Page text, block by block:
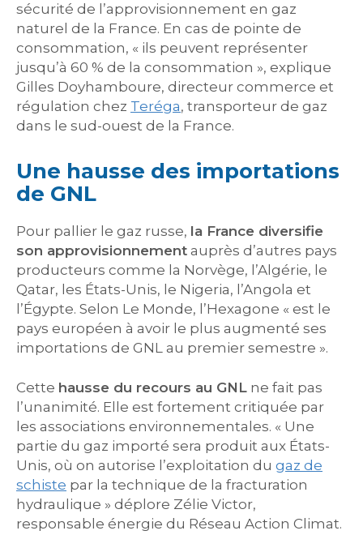
sécurité de l’approvisionnement en gaz
naturel de la France. En cas de pointe de
consommation, « ils peuvent représenter
jusqu’à 60 % de la consommation », explique
Gilles Doyhamboure, directeur commerce et
régulation chez Teréga, transporteur de gaz
dans le sud-ouest de la France.
Une hausse des importations
de GNL
Pour pallier le gaz russe, la France diversifie
son approvisionnement auprès d’autres pays
producteurs comme la Norvège, l’Algérie, le
Qatar, les États-Unis, le Nigeria, l’Angola et
l’Égypte. Selon Le Monde, l’Hexagone « est le
pays européen à avoir le plus augmenté ses
importations de GNL au premier semestre ».
Cette hausse du recours au GNL ne fait pas
l’unanimité. Elle est fortement critiquée par
les associations environnementales. « Une
partie du gaz importé sera produit aux États-
Unis, où on autorise l’exploitation du gaz de
schiste par la technique de la fracturation
hydraulique » déplore Zélie Victor,
responsable énergie du Réseau Action Climat.